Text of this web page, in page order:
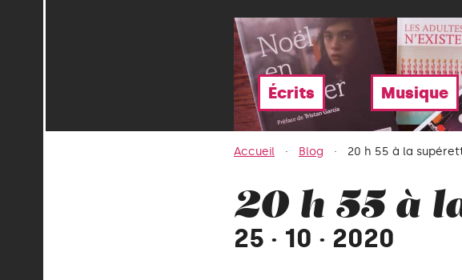
Écrits Musique
Accueil Blog 20 h 55 à la
20 h 55 à
25 · 10 · 2020